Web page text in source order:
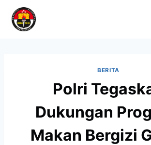
BERITA
Polri
Dukungan
Makan Bergizi